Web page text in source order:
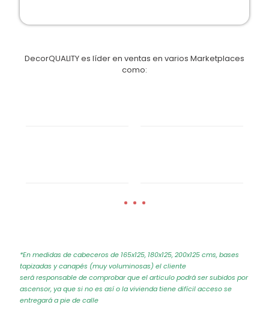
DecorQUALITY es líder en ventas en varios Marketplaces
como:
*En medidas de cabeceros de 165x125, 180x125, 200x125 cms, bases
tapizadas y canapés (muy voluminosas) el cliente
será responsable de comprobar que el articulo podrá ser subidos por
ascensor, ya que si no es así o la vivienda tiene difícil acceso se
entregará a pie de calle